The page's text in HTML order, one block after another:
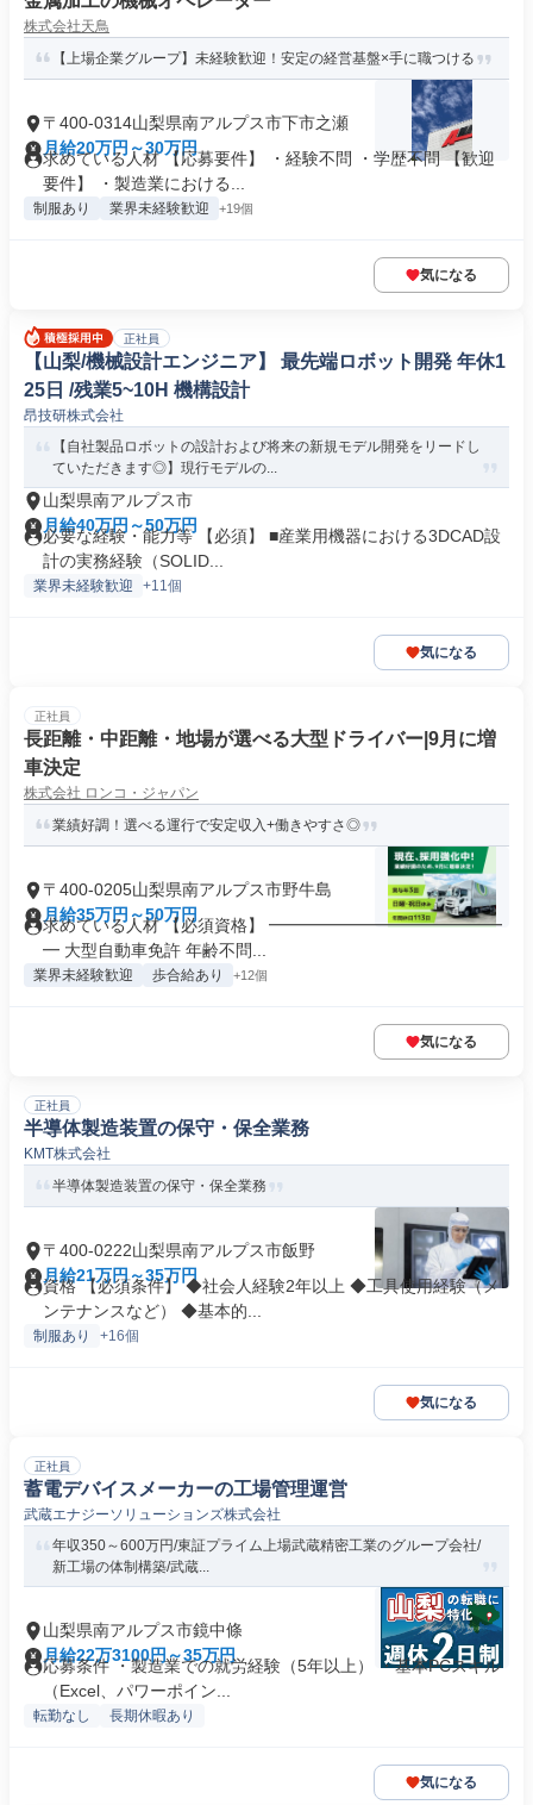
株式会社天鳥
【上場企業グループ】未経験歓迎！安定の経営基盤×手に職つける
〒400-0314山梨県南アルプス市下市之瀬
月給20万円～30万円
求めている人材 【応募要件】 ・経験不問 ・学歴不問 【歓迎
要件】 ・製造業における...
制服あり 業界未経験歓迎 +19個
気になる
正社員
【山梨/機械設計エンジニア】 最先端ロボット開発 年休1
25日 /残業5~10H 機構設計
昂技研株式会社
【自社製品ロボットの設計および将来の新規モデル開発をリードし
ていただきます◎】現行モデルの...
山梨県南アルプス市
月給40万円～50万円
必要な経験・能力等 【必須】 ■産業用機器における3DCAD設
計の実務経験（SOLID...
業界未経験歓迎 +11個
気になる
正社員
長距離・中距離・地場が選べる大型ドライバー|9月に増
車決定
株式会社 ロンコ・ジャパン
業績好調！選べる運行で安定収入+働きやすさ◎
〒400-0205山梨県南アルプス市野牛島
月給35万円～50万円
求めている人材 【必須資格】 ━━━━━━━━━━━━━━
━ 大型自動車免許 年齢不問...
業界未経験歓迎 歩合給あり +12個
気になる
正社員
半導体製造装置の保守・保全業務
KMT株式会社
半導体製造装置の保守・保全業務
〒400-0222山梨県南アルプス市飯野
月給21万円～35万円
資格 【必須条件】 ◆社会人経験2年以上 ◆工具使用経験（メ
ンテナンスなど） ◆基本的...
制服あり +16個
気になる
正社員
蓄電デバイスメーカーの工場管理運営
武蔵エナジーソリューションズ株式会社
年収350～600万円/東証プライム上場武蔵精密工業のグループ会社/
新工場の体制構築/武蔵...
山梨県南アルプス市鏡中條
月給22万3100円～35万円
応募条件 ・製造業での就労経験（5年以上） ・基本PCスキル
（Excel、パワーポイン...
転勤なし 長期休暇あり
気になる